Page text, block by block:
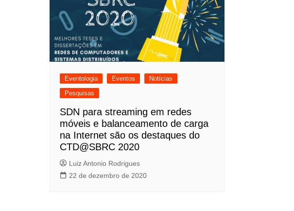
Meninas Digitais
Personalidades da
Computação
Variedades
Eventologia Eventos
Notícias
Pesquisas
SDN para streaming em redes
móveis e balanceamento de carga
na Internet são os destaques do
CTD@SBRC 2020
Luiz Antonio Rodrigues
22 de dezembro de 2020